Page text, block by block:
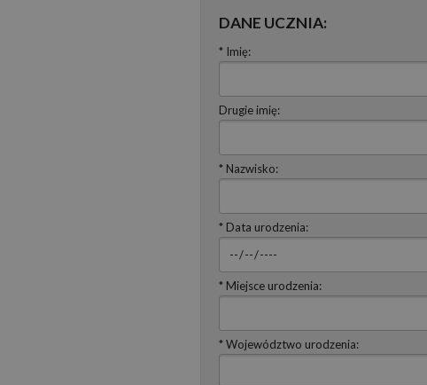
DANE UCZNIA:
* Imię:
Drugie imię:
* Nazwisko:
* Data urodzenia:
* Miejsce urodzenia:
* Województwo urodzenia: